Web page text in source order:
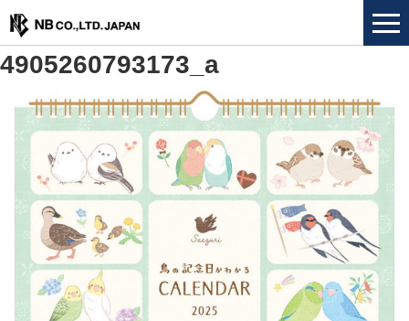
4905260793173_a